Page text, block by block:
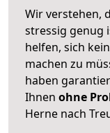
Wir verstehen,
stressig genug
helfen, sich
machen zu
haben
Ihnen ohne
Herne nach